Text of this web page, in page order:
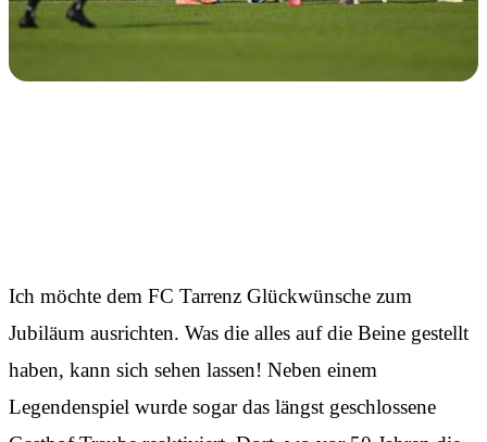
Ich möchte dem FC Tarrenz Glückwünsche zum
Jubiläum ausrichten. Was die alles auf die Beine gestellt
haben, kann sich sehen lassen! Neben einem
Legendenspiel wurde sogar das längst geschlossene